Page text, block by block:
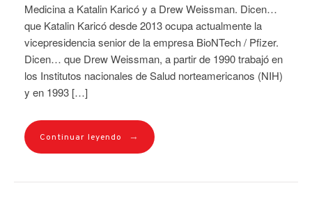
Medicina a Katalin Karicó y a Drew Weissman. Dicen…
que Katalin Karicó desde 2013 ocupa actualmente la
vicepresidencia senior de la empresa BioNTech / Pfizer.
Dicen… que Drew Weissman, a partir de 1990 trabajó en
los Institutos nacionales de Salud norteamericanos (NIH)
y en 1993 […]
Continuar leyendo →